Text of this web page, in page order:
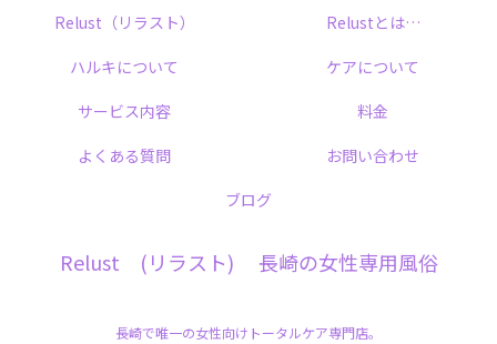
Relust (リラスト) 長崎の女性専用風俗
長崎で唯一の女性向けトータルケア専門店。
Relust（リラスト）
Relustとは…
ハルキについて
ケアについて
サービス内容
料金
よくある質問
お問い合わせ
ブログ